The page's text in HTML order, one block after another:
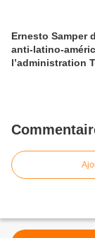
Ernesto Samper
anti-latino-
l’administration